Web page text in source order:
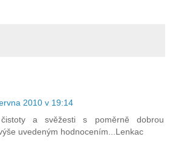
2010 v 19:14
čistoty a svěžesti s poměrně dobrou
uvedeným hodnocením...Lenkac